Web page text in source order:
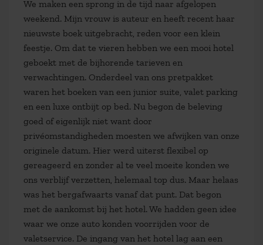
We maken een sprong in de tijd naar afgelopen
weekend. Mijn vrouw is auteur en heeft recent haar
nieuwste boek uitgebracht, reden voor een klein
feestje. Om dat te vieren hebben we een mooi hotel
geboekt met de bijhorende tarieven en
verwachtingen. Onderdeel van ons pretpakket
waren het boeken van een junior suite, valet parking
en een luxe ontbijt op bed. Nu begon de beleving
goed of eigenlijk niet want door
privéomstandigheden moesten we afwijken van onze
originele datum. Hier werd uiterst flexibel op
gereageerd en zonder al te veel moeite konden we
ons verblijf verzetten, helemaal top dus. Maar helaas
was het bergafwaarts vanaf dat punt. Dat begon
met de aankomst bij het hotel. We hadden geen idee
waar we onze auto konden voorrijden voor de
valetservice. De ingang van het hotel lag aan een